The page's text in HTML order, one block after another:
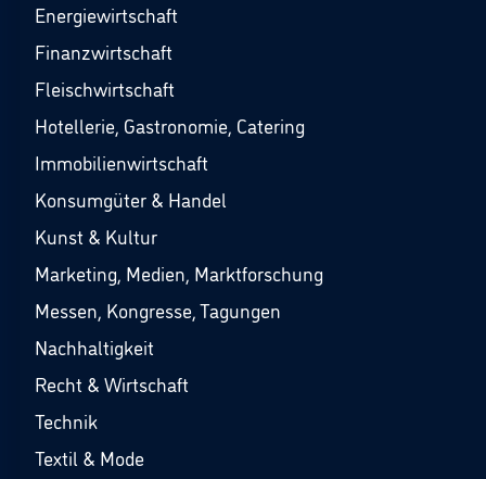
Energiewirtschaft
Finanzwirtschaft
Fleischwirtschaft
Hotellerie, Gastronomie, Catering
Immobilienwirtschaft
Konsumgüter & Handel
Kunst & Kultur
Marketing, Medien, Marktforschung
Messen, Kongresse, Tagungen
Nachhaltigkeit
Recht & Wirtschaft
Technik
Textil & Mode